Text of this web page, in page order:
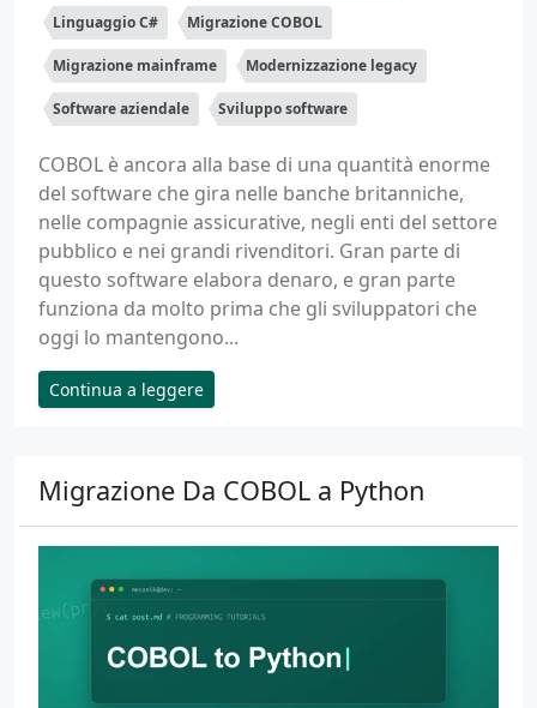
Linguaggio C# Migrazione COBOL
Migrazione mainframe Modernizzazione legacy
Software aziendale Sviluppo software
COBOL è ancora alla base di una quantità enorme
del software che gira nelle banche britanniche,
nelle compagnie assicurative, negli enti del settore
pubblico e nei grandi rivenditori. Gran parte di
questo software elabora denaro, e gran parte
funziona da molto prima che gli sviluppatori che
oggi lo mantengono...
Continua a leggere
Migrazione Da COBOL a Python